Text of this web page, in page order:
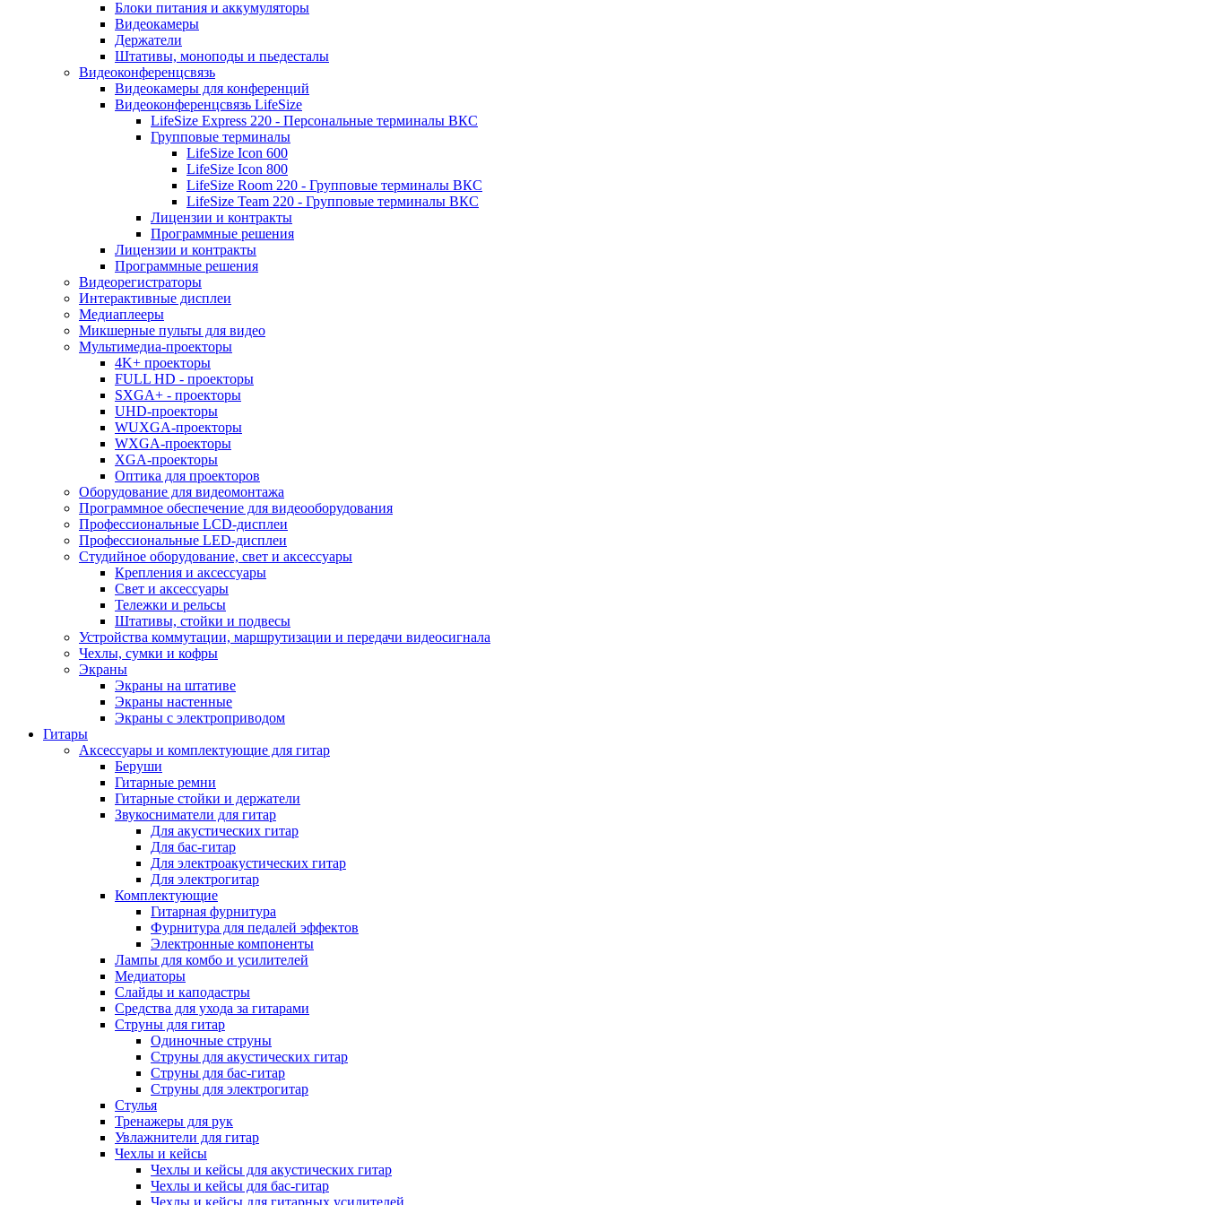
Блоки питания и аккумуляторы
Видеокамеры
Держатели
Штативы, моноподы и пьедесталы
Видеоконференцсвязь
Видеокамеры для конференций
Видеоконференцсвязь LifeSize
LifeSize Express 220 - Персональные терминалы ВКС
Групповые терминалы
LifeSize Icon 600
LifeSize Icon 800
LifeSize Room 220 - Групповые терминалы ВКС
LifeSize Team 220 - Групповые терминалы ВКС
Лицензии и контракты
Программные решения
Лицензии и контракты
Программные решения
Видеорегистраторы
Интерактивные дисплеи
Медиаплееры
Микшерные пульты для видео
Мультимедиа-проекторы
4K+ проекторы
FULL HD - проекторы
SXGA+ - проекторы
UHD-проекторы
WUXGA-проекторы
WXGA-проекторы
XGA-проекторы
Оптика для проекторов
Оборудование для видеомонтажа
Программное обеспечение для видеооборудования
Профессиональные LCD-дисплеи
Профессиональные LED-дисплеи
Студийное оборудование, свет и аксессуары
Крепления и аксессуары
Свет и аксессуары
Тележки и рельсы
Штативы, стойки и подвесы
Устройства коммутации, маршрутизации и передачи видеосигнала
Чехлы, сумки и кофры
Экраны
Экраны на штативе
Экраны настенные
Экраны с электроприводом
Гитары
Аксессуары и комплектующие для гитар
Беруши
Гитарные ремни
Гитарные стойки и держатели
Звукосниматели для гитар
Для акустических гитар
Для бас-гитар
Для электроакустических гитар
Для электрогитар
Комплектующие
Гитарная фурнитура
Фурнитура для педалей эффектов
Электронные компоненты
Лампы для комбо и усилителей
Медиаторы
Слайды и каподастры
Средства для ухода за гитарами
Струны для гитар
Одиночные струны
Струны для акустических гитар
Струны для бас-гитар
Струны для электрогитар
Стулья
Тренажеры для рук
Увлажнители для гитар
Чехлы и кейсы
Чехлы и кейсы для акустических гитар
Чехлы и кейсы для бас-гитар
Чехлы и кейсы для гитарных усилителей